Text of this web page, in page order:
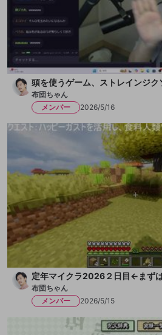
頭を使うゲーム、ストレインジ
布団ちゃん
メンバー
2026/5/16
定年マイクラ2026２日目←まず
布団ちゃん
メンバー
2026/5/15